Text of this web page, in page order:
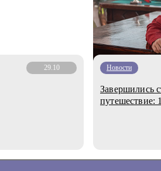
29.10 Новости
Завершились
путешествие: